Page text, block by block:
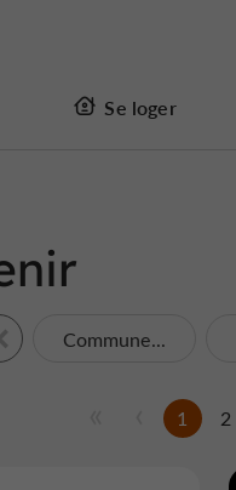
Se loger
Commune...
1 2